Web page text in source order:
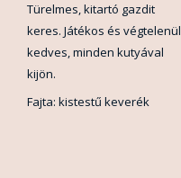
Türelmes, kitartó gazdit
keres. Játékos és végtelenül
kedves, minden kutyával
kijön.
Fajta: kistestű keverék